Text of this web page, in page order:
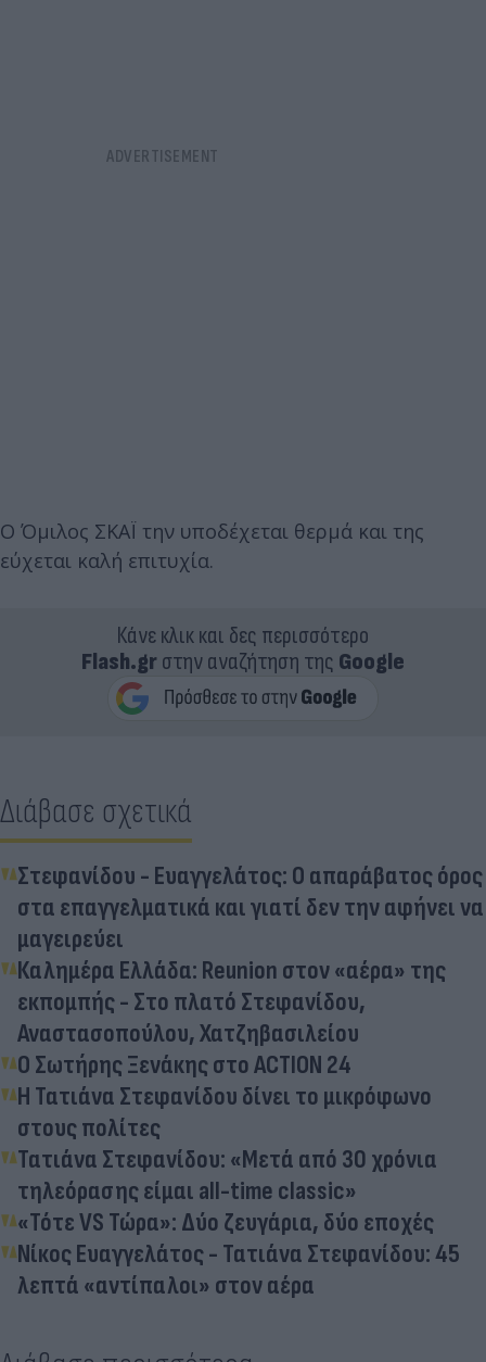
Ο Όμιλος ΣΚΑΪ την υποδέχεται θερμά και της
εύχεται καλή επιτυχία.
Κάνε κλικ και δες περισσότερο
Flash.grστην αναζήτηση της Google
Διάβασε σχετικά
Στεφανίδου - Ευαγγελάτος: Ο απαράβατος όρος
στα επαγγελματικά και γιατί δεν την αφήνει να
μαγειρεύει
Καλημέρα Ελλάδα: Reunion στον «αέρα» της
εκπομπής - Στο πλατό Στεφανίδου,
Αναστασοπούλου, Χατζηβασιλείου
O Σωτήρης Ξενάκης στο ACTION 24
Η Τατιάνα Στεφανίδου δίνει το μικρόφωνο
στους πολίτες
Τατιάνα Στεφανίδου: «Μετά από 30 χρόνια
τηλεόρασης είμαι all-time classic»
«Τότε VS Τώρα»: Δύο ζευγάρια, δύο εποχές
Νίκος Ευαγγελάτος - Τατιάνα Στεφανίδου: 45
λεπτά «αντίπαλοι» στον αέρα